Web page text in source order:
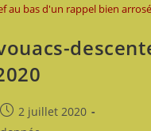
au bas d'un rappel bien arrosé
Publication
publiée :
2 juillet 2020